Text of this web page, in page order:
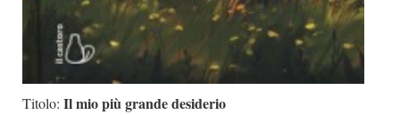
Titolo: Il mio più grande desiderio